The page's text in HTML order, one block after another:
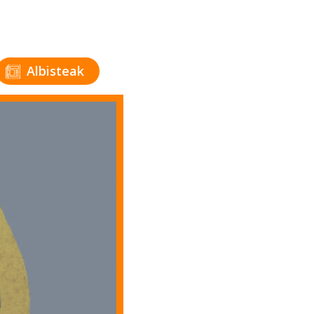
Albisteak